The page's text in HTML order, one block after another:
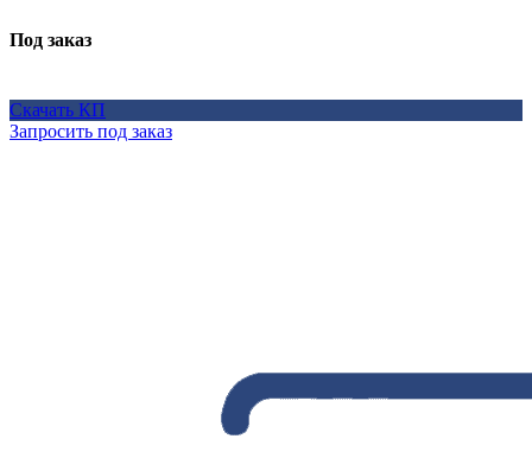
Под заказ
Скачать КП
Запросить под заказ